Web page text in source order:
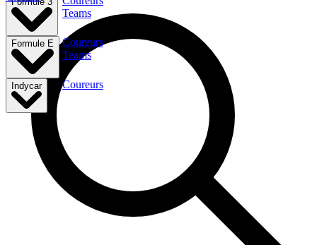
Teams
Formule E
Coureurs
Teams
Indycar Coureurs